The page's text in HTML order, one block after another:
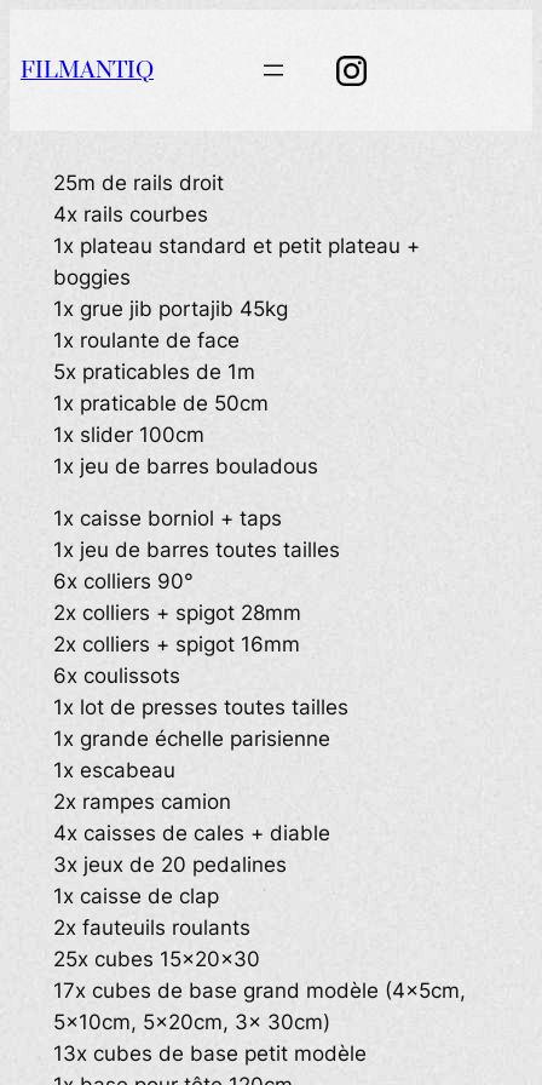
au
contenu
FILMANTIQ
25m de rails droit
4x rails courbes
1x plateau standard et petit plateau +
boggies
1x grue jib portajib 45kg
1x roulante de face
5x praticables de 1m
1x praticable de 50cm
1x slider 100cm
1x jeu de barres bouladous
1x caisse borniol + taps
1x jeu de barres toutes tailles
6x colliers 90°
2x colliers + spigot 28mm
2x colliers + spigot 16mm
6x coulissots
1x lot de presses toutes tailles
1x grande échelle parisienne
1x escabeau
2x rampes camion
4x caisses de cales + diable
3x jeux de 20 pedalines
1x caisse de clap
2x fauteuils roulants
25x cubes 15x20x30
17x cubes de base grand modèle (4x5cm,
5x10cm, 5x20cm, 3x 30cm)
13x cubes de base petit modèle